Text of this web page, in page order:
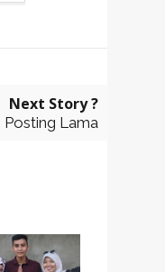
Next Story ?
Posting Lama